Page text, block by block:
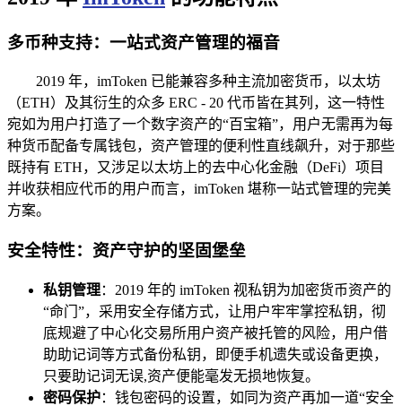
多币种支持：一站式资产管理的福音
2019 年，imToken 已能兼容多种主流加密货币，以太坊
（ETH）及其衍生的众多 ERC - 20 代币皆在其列，这一特性
宛如为用户打造了一个数字资产的“百宝箱”，用户无需再为每
种货币配备专属钱包，资产管理的便利性直线飙升，对于那些
既持有 ETH，又涉足以太坊上的去中心化金融（DeFi）项目
并收获相应代币的用户而言，imToken 堪称一站式管理的完美
方案。
安全特性：资产守护的坚固堡垒
私钥管理：2019 年的 imToken 视私钥为加密货币资产的
“命门”，采用安全存储方式，让用户牢牢掌控私钥，彻
底规避了中心化交易所用户资产被托管的风险，用户借
助助记词等方式备份私钥，即便手机遗失或设备更换，
只要助记词无误,资产便能毫发无损地恢复。
密码保护：钱包密码的设置，如同为资产再加一道“安全